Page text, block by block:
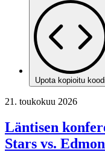
Upota kopioitu koodi
21. toukokuu 2026
Läntisen
Stars vs.